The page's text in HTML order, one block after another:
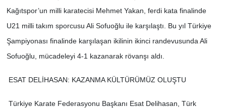
Kağıtspor’un milli karatecisi Mehmet Yakan, ferdi kata finalinde
U21 milli takım sporcusu Ali Sofuoğlu ile karşılaştı. Bu yıl Türkiye
Şampiyonası finalinde karşılaşan ikilinin ikinci randevusunda Ali
Sofuoğlu, mücadeleyi 4-1 kazanarak rövanşı aldı.
ESAT DELİHASAN: KAZANMA KÜLTÜRÜMÜZ OLUŞTU
Türkiye Karate Federasyonu Başkanı Esat Delihasan, Türk